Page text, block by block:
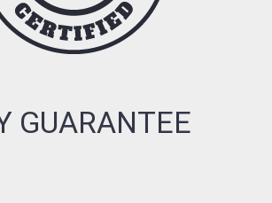
GUARANTEE